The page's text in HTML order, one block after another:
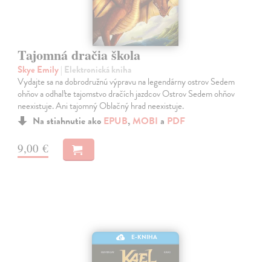
Tajomná dračia škola
Skye Emily| Elektronická kniha
Vydajte sa na dobrodružnú výpravu na legendárny ostrov Sedem
ohňov a odhaľte tajomstvo dračích jazdcov Ostrov Sedem ohňov
neexistuje. Ani tajomný Oblačný hrad neexistuje.
Na stiahnutie ako EPUB, MOBI a PDF
9,00 €
E-KNIHA